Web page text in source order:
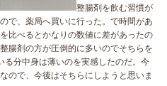
整腸剤を飲む習慣が
で、薬局へ買いに行った。で時間があ
比べるとかなりの数値に差があったの
腸剤の方が圧倒的に多いのでそちらを
る分中身は薄いのを実感したのだ。今
ので、今後はそちらにしようと思いま